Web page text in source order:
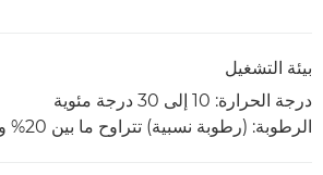
بيئة التشغيل
درجة الحرارة‏: 10 إلى 30 درجة مئوية
الرطوبة: (رطوبة نسبية) تتراوح ما بين 20% و80%